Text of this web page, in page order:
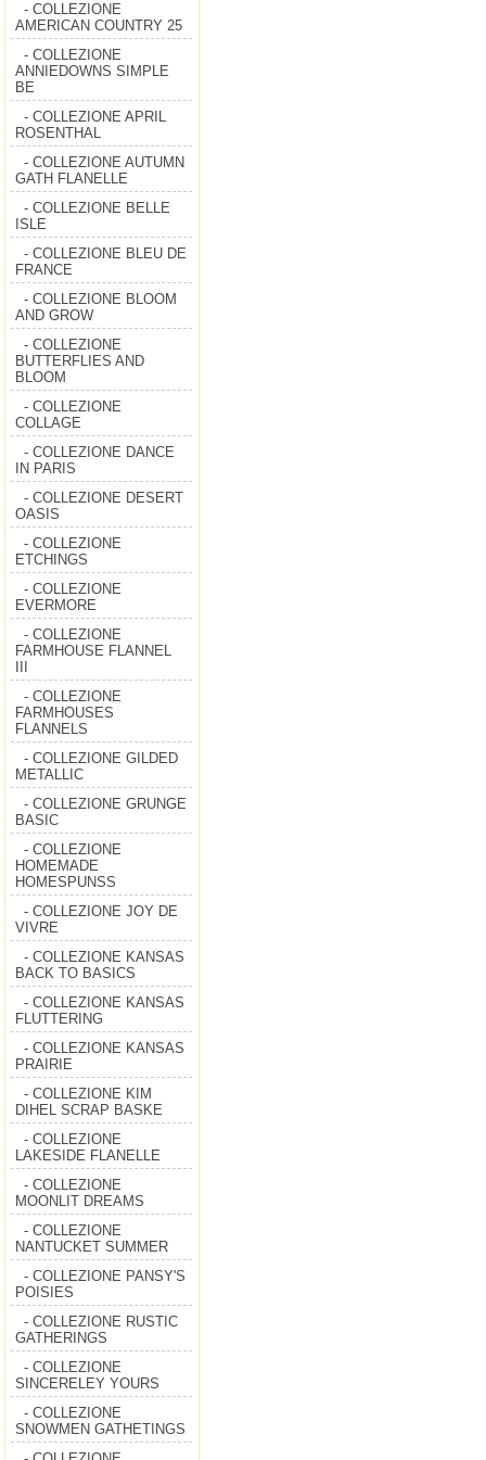
- COLLEZIONE
AMERICAN COUNTRY 25
- COLLEZIONE
ANNIEDOWNS SIMPLE
BE
- COLLEZIONE APRIL
ROSENTHAL
- COLLEZIONE AUTUMN
GATH FLANELLE
- COLLEZIONE BELLE
ISLE
- COLLEZIONE BLEU DE
FRANCE
- COLLEZIONE BLOOM
AND GROW
- COLLEZIONE
BUTTERFLIES AND
BLOOM
- COLLEZIONE
COLLAGE
- COLLEZIONE DANCE
IN PARIS
- COLLEZIONE DESERT
OASIS
- COLLEZIONE
ETCHINGS
- COLLEZIONE
EVERMORE
- COLLEZIONE
FARMHOUSE FLANNEL
- COLLEZIONE
FARMHOUSES
FLANNELS
- COLLEZIONE GILDED
METALLIC
- COLLEZIONE GRUNGE
BASIC
- COLLEZIONE
HOMEMADE
HOMESPUNSS
- COLLEZIONE JOY DE
VIVRE
- COLLEZIONE KANSAS
BACK TO BASICS
- COLLEZIONE KANSAS
FLUTTERING
- COLLEZIONE KANSAS
PRAIRIE
- COLLEZIONE KIM
DIHEL SCRAP BASKE
- COLLEZIONE
LAKESIDE FLANELLE
- COLLEZIONE
MOONLIT DREAMS
- COLLEZIONE
NANTUCKET SUMMER
- COLLEZIONE PANSY'S
POISIES
- COLLEZIONE RUSTIC
GATHERINGS
- COLLEZIONE
SINCERELEY YOURS
- COLLEZIONE
SNOWMEN GATHETINGS